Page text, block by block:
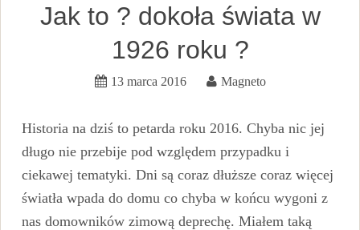
Jak to ? dokoła świata w
1926 roku ?
13 marca 2016 Magneto
Historia na dziś to petarda roku 2016. Chyba nic jej
długo nie przebije pod względem przypadku i
ciekawej tematyki. Dni są coraz dłuższe coraz więcej
światła wpada do domu co chyba w końcu wygoni z
nas domowników zimową deprechę. Miałem taką